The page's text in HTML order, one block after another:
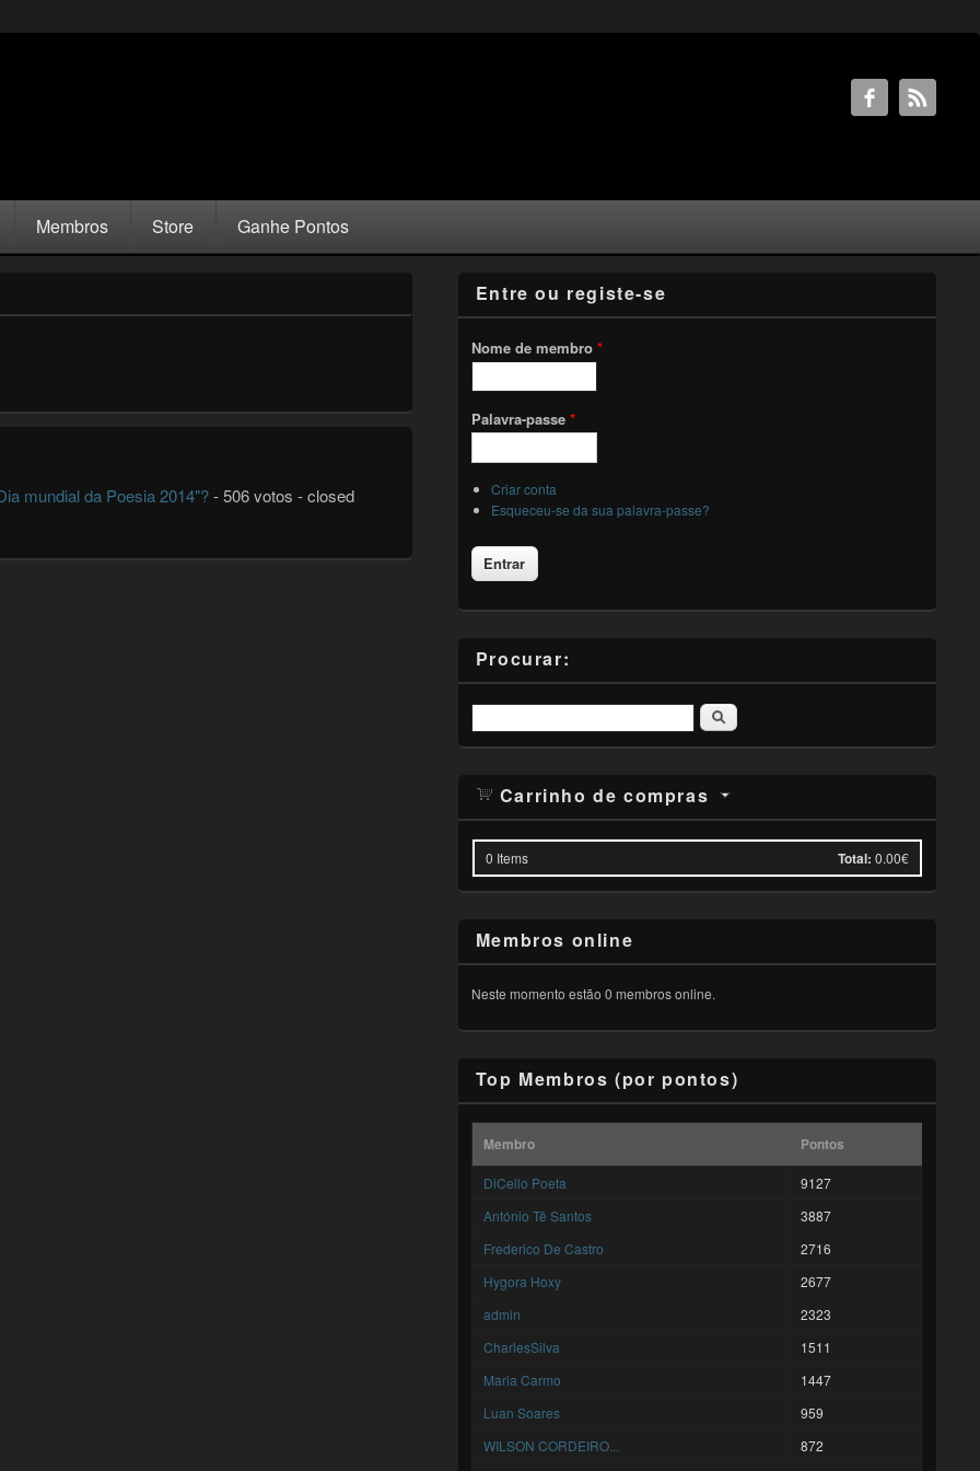
Membros Store Ganhe Pontos
mundial da Poesia 2014"?- 506 votos - closed
Entre ou registe-se
Nome de membro *
Palavra-passe *
Criar conta
Esqueceu-se da sua palavra-passe?
Procurar:
Pesquisar
Carrinho de compras
0 Items Total: 0.00€
Membros online
Neste momento estão 0 membros online.
Top Membros (por pontos)
Membro Pontos
DiCello Poeta
9127
António Tê Santos
3887
Frederico De Castro
2716
Hygora Hoxy
2677
admin
2323
CharlesSilva
1511
Maria Carmo
1447
Luan Soares
959
WILSON CORDEIRO...
872